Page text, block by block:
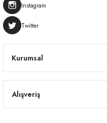
Kurumsal
Alışveriş
Instagram
Twitter